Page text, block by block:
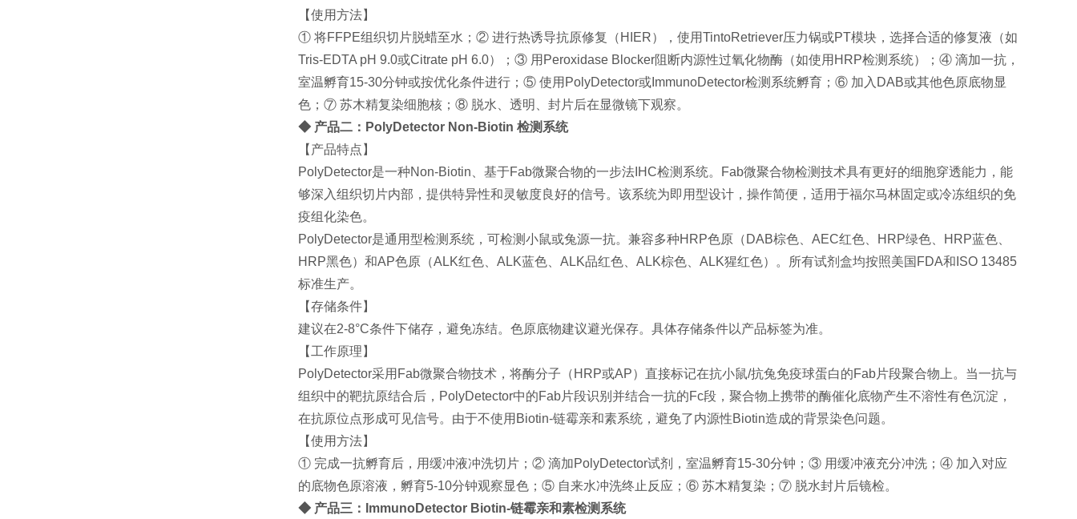
【使用方法】
① 将FFPE组织切片脱蜡至水；② 进行热诱导抗原修复（HIER），使用TintoRetriever压力锅或PT模块，选择合适的修复液（如
Tris-EDTA pH 9.0或Citrate pH 6.0）；③ 用Peroxidase Blocker阻断内源性过氧化物酶（如使用HRP检测系统）；④ 滴加一抗，
室温孵育15-30分钟或按优化条件进行；⑤ 使用PolyDetector或ImmunoDetector检测系统孵育；⑥ 加入DAB或其他色原底物显
色；⑦ 苏木精复染细胞核；⑧ 脱水、透明、封片后在显微镜下观察。
◆ 产品二：PolyDetector Non-Biotin 检测系统
【产品特点】
PolyDetector是一种Non-Biotin、基于Fab微聚合物的一步法IHC检测系统。Fab微聚合物检测技术具有更好的细胞穿透能力，能
够深入组织切片内部，提供特异性和灵敏度良好的信号。该系统为即用型设计，操作简便，适用于福尔马林固定或冷冻组织的免
疫组化染色。
PolyDetector是通用型检测系统，可检测小鼠或兔源一抗。兼容多种HRP色原（DAB棕色、AEC红色、HRP绿色、HRP蓝色、
HRP黑色）和AP色原（ALK红色、ALK蓝色、ALK品红色、ALK棕色、ALK猩红色）。所有试剂盒均按照美国FDA和ISO 13485
标准生产。
【存储条件】
建议在2-8°C条件下储存，避免冻结。色原底物建议避光保存。具体存储条件以产品标签为准。
【工作原理】
PolyDetector采用Fab微聚合物技术，将酶分子（HRP或AP）直接标记在抗小鼠/抗兔免疫球蛋白的Fab片段聚合物上。当一抗与
组织中的靶抗原结合后，PolyDetector中的Fab片段识别并结合一抗的Fc段，聚合物上携带的酶催化底物产生不溶性有色沉淀，
在抗原位点形成可见信号。由于不使用 Biotin-链霉亲和素系统，避免了内源性Biotin造成的背景染色问题。
【使用方法】
① 完成一抗孵育后，用缓冲液冲洗切片；② 滴加PolyDetector试剂，室温孵育15-30分钟；③ 用缓冲液充分冲洗；④ 加入对应
的底物色原溶液，孵育5-10分钟观察显色；⑤ 自来水冲洗终止反应；⑥ 苏木精复染；⑦ 脱水封片后镜检。
◆ 产品三：ImmunoDetector Biotin-链霉亲和素检测系统